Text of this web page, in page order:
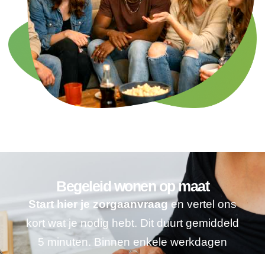
Begeleid wonen op maat
Start hier je zorgaanvraagen vertel ons
kort wat je nodig hebt. Dit duurt gemiddeld
5 minuten. Binnen enkele werkdagen